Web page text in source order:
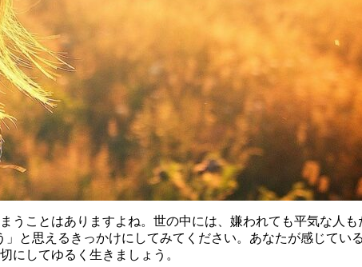
ことはありますよね。世の中には、嫌われても平気な人
と思えるきっかけにしてみてください。あなたが感じてい
にしてゆるく生きましょう。